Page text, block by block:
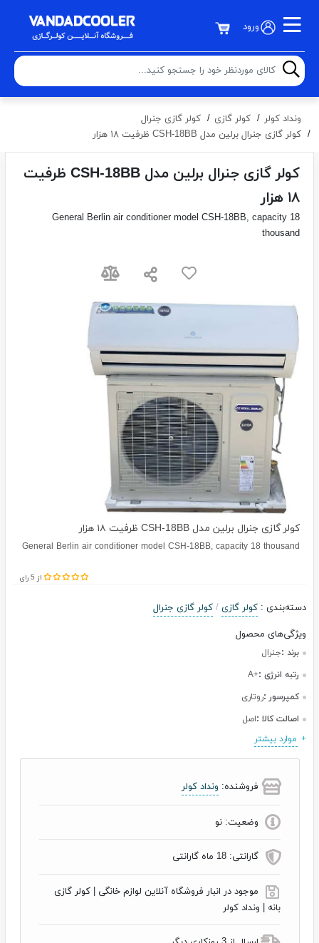
ورود
ونداد کولر کولر گازی
کولر گازی جنرال
کولر گازی جنرال برلین مدل CSH-18BB ظرفیت ۱۸ هزار
کولر گازی جنرال برلین مدل CSH-18BB ظرفیت
۱۸ هزار
General Berlin air conditioner model CSH-18BB, capacity 18
thousand
کولر گازی جنرال برلین مدل CSH-18BB ظرفیت ۱۸ هزار
General Berlin air conditioner model CSH-18BB, capacity 18 thousand
از 5 رای
دسته‌بندی: کولر گازی / کولر گازی جنرال
ویژگی‌های محصول
برند :جنرال
رتبه انرژی :+A
کمپرسور :روتاری
اصالت کالا :اصل
موارد بیشتر
فروشنده: ونداد کولر
وضعیت: نو
گارانتی: 18 ماه گارانتی
موجود در انبار فروشگاه آنلاین لوازم خانگی | کولر گازی
بانه | ونداد کولر